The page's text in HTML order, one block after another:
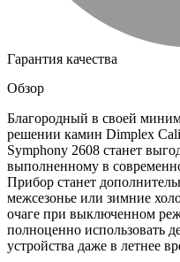
Гарантия качества
Обзор
Благородный в своей
решении камин Dimplex
Symphony 2608 станет
выполненному в
Прибор станет
межсезонье или зимние
очаге при выключенном
полноценно использовать
устройства даже в летнее